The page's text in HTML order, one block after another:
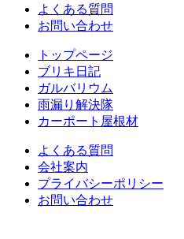
よくある質問
お問い合わせ
トップページ
ブリキ日記
ガルバリウム
雨漏り解決隊
カーポート屋根材
よくある質問
会社案内
プライバシーポリシー
お問い合わせ